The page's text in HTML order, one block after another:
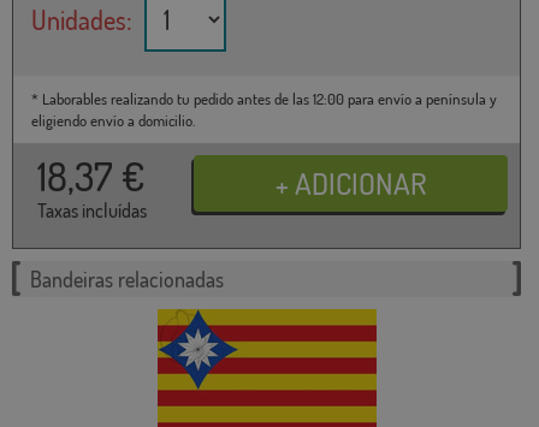
Unidades:
* Laborables realizando tu pedido antes de las 12:00 para envío a península y
eligiendo envío a domicilio.
18,37 €
Taxas incluídas
Bandeiras relacionadas